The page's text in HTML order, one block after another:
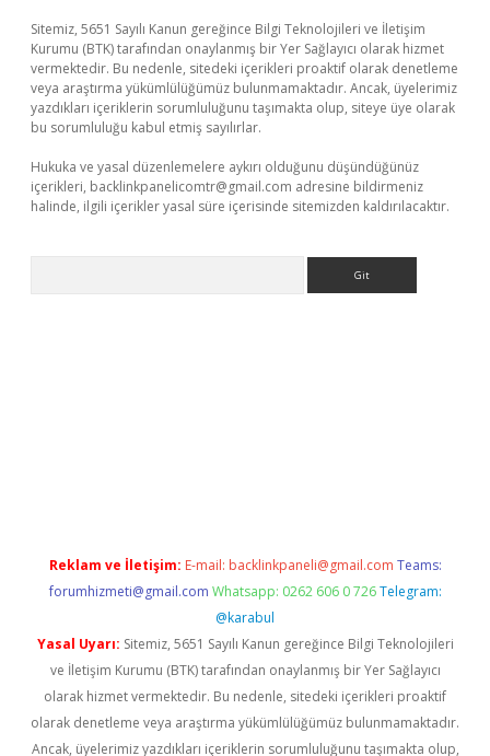
Sitemiz, 5651 Sayılı Kanun gereğince Bilgi Teknolojileri ve İletişim
Kurumu (BTK) tarafından onaylanmış bir Yer Sağlayıcı olarak hizmet
vermektedir. Bu nedenle, sitedeki içerikleri proaktif olarak denetleme
veya araştırma yükümlülüğümüz bulunmamaktadır. Ancak, üyelerimiz
yazdıkları içeriklerin sorumluluğunu taşımakta olup, siteye üye olarak
bu sorumluluğu kabul etmiş sayılırlar.
Hukuka ve yasal düzenlemelere aykırı olduğunu düşündüğünüz
içerikleri, backlinkpanelicomtr@gmail.com adresine bildirmeniz
halinde, ilgili içerikler yasal süre içerisinde sitemizden kaldırılacaktır.
Reklam ve İletişim: E-mail: backlinkpaneli@gmail.com Teams:
forumhizmeti@gmail.com Whatsapp: 0262 606 0 726 Telegram:
@karabul
Yasal Uyarı: Sitemiz, 5651 Sayılı Kanun gereğince Bilgi Teknolojileri
ve İletişim Kurumu (BTK) tarafından onaylanmış bir Yer Sağlayıcı
olarak hizmet vermektedir. Bu nedenle, sitedeki içerikleri proaktif
olarak denetleme veya araştırma yükümlülüğümüz bulunmamaktadır.
Ancak, üyelerimiz yazdıkları içeriklerin sorumluluğunu taşımakta olup,